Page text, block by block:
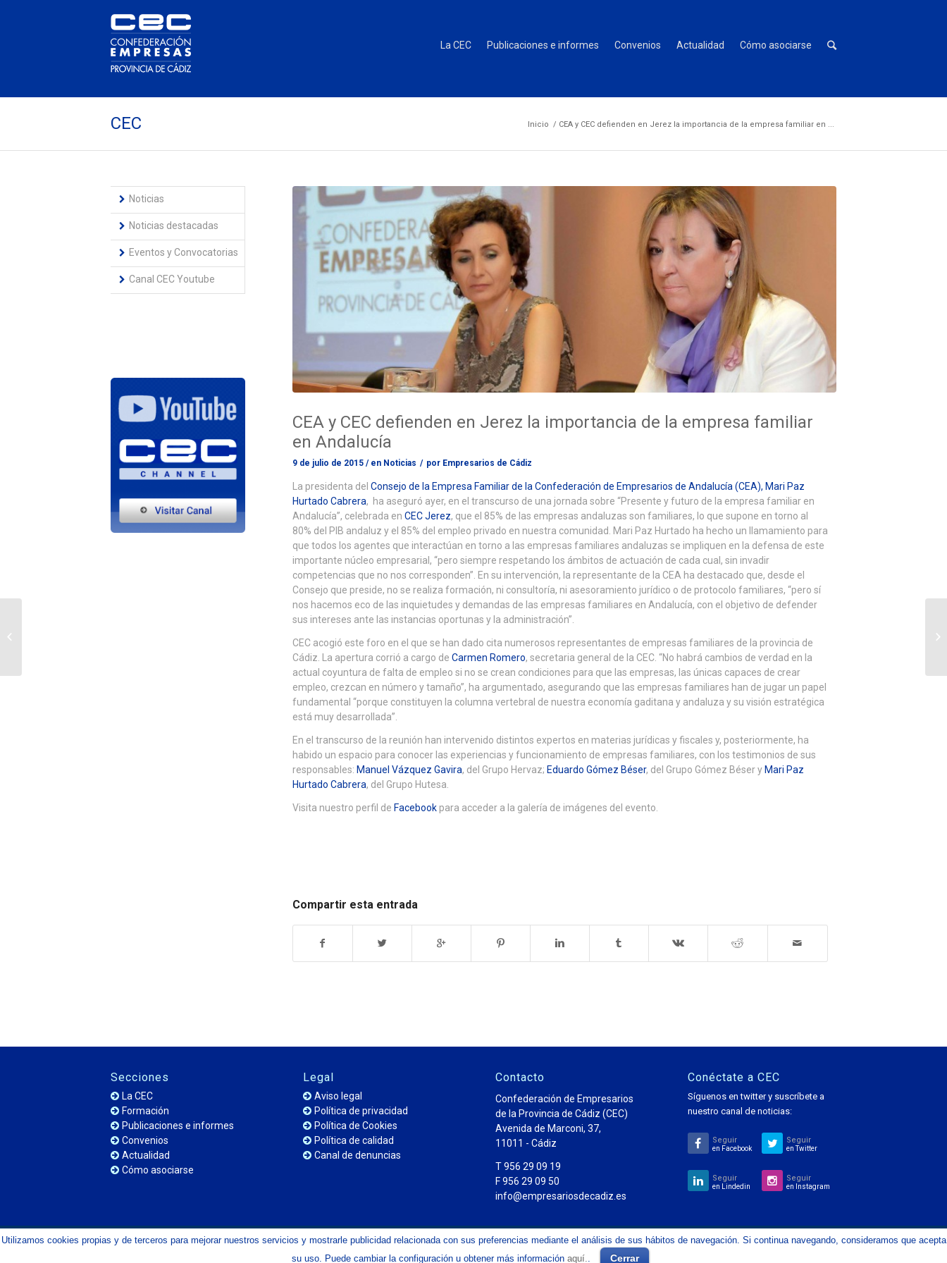
La CEC Publicaciones e informes Convenios Actualidad Cómo asociarse
CEC Inicio / CEA y CEC defienden en Jerez la importancia de la empresa familiar en ...
CEA y CEC defienden en Jerez la importancia de la empresa familiar
en Andalucía
9 de julio de 2015/ en Noticias / por Empresarios de Cádiz
La presidenta del Consejo de la Empresa Familiar de la Confederación de Empresarios de Andalucía (CEA), Mari Paz
Hurtado Cabrera, ha aseguró ayer, en el transcurso de una jornada sobre “Presente y futuro de la empresa familiar en
Andalucía”, celebrada en CEC Jerez, que el 85% de las empresas andaluzas son familiares, lo que supone en torno al
80% del PIB andaluz y el 85% del empleo privado en nuestra comunidad. Mari Paz Hurtado ha hecho un llamamiento para
que todos los agentes que interactúan en torno a las empresas familiares andaluzas se impliquen en la defensa de este
importante núcleo empresarial, “pero siempre respetando los ámbitos de actuación de cada cual, sin invadir
competencias que no nos corresponden”. En su intervención, la representante de la CEA ha destacado que, desde el
Consejo que preside, no se realiza formación, ni consultoría, ni asesoramiento jurídico o de protocolo familiares, “pero sí
nos hacemos eco de las inquietudes y demandas de las empresas familiares en Andalucía, con el objetivo de defender
sus intereses ante las instancias oportunas y la administración”.
CEC acogió este foro en el que se han dado cita numerosos representantes de empresas familiares de la provincia de
Cádiz. La apertura corrió a cargo de Carmen Romero, secretaria general de la CEC. “No habrá cambios de verdad en la
actual coyuntura de falta de empleo si no se crean condiciones para que las empresas, las únicas capaces de crear
empleo, crezcan en número y tamaño”, ha argumentado, asegurando que las empresas familiares han de jugar un papel
fundamental “porque constituyen la columna vertebral de nuestra economía gaditana y andaluza y su visión estratégica
está muy desarrollada”.
En el transcurso de la reunión han intervenido distintos expertos en materias jurídicas y fiscales y, posteriormente, ha
habido un espacio para conocer las experiencias y funcionamiento de empresas familiares, con los testimonios de sus
responsables: Manuel Vázquez Gavira, del Grupo Hervaz; Eduardo Gómez Béser, del Grupo Gómez Béser y Mari Paz
Hurtado Cabrera, del Grupo Hutesa.
Visita nuestro perfil de Facebookpara acceder a la galería de imágenes del evento.
Compartir esta entrada
Noticias
Noticias destacadas
Eventos y Convocatorias
Canal CEC Youtube
Secciones
La CEC
Formación
Publicaciones e informes
Convenios
Actualidad
Cómo asociarse
Legal
Aviso legal
Política de privacidad
Política de Cookies
Política de calidad
Canal de denuncias
Contacto
Confederación de Empresarios
de la Provincia de Cádiz (CEC)
Avenida de Marconi, 37,
11011 - Cádiz
T 956 29 09 19
F 956 29 09 50
info@empresariosdecadiz.es
Conéctate a CEC
Síguenos en twitter y suscríbete a
nuestro canal de noticias:
Seguir
en Facebook
Seguir
en Twitter
Seguir
en Lindedin
Seguir
en Instagram
Utilizamos cookies propias y de terceros para mejorar nuestros servicios y mostrarle publicidad relacionada con sus preferencias mediante el análisis de sus hábitos de navegación. Si continua navegando, consideramos que acepta
su uso. Puede cambiar la configuración u obtener más información aquí.. Cerrar